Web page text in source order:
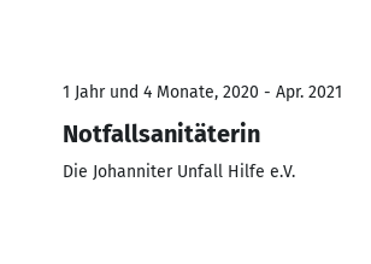
1 Jahr und 4 Monate, 2020 - Apr. 2021
Notfallsanitäterin
Die Johanniter Unfall Hilfe e.V.